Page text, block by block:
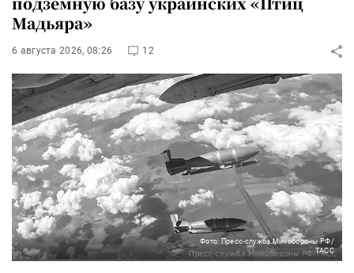
Мадьяра»
6 августа 2026, 08:26 12
Фото: Пресс-служба Минобороны РФ/
ТАСС